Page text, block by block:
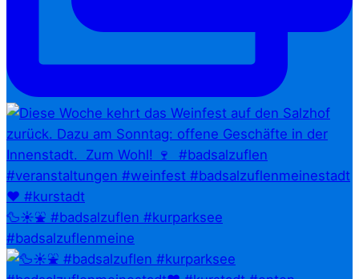
🦆☀️⛲ #badsalzuflen #kurparksee
#badsalzuflenmeine